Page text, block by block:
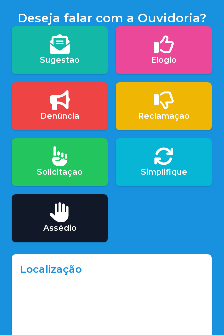
Deseja falar com a Ouvidoria?
Sugestão Elogio
Denúncia Reclamação
Solicitação Simplifique
Assédio
Localização